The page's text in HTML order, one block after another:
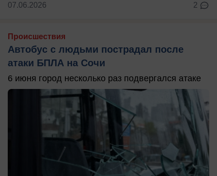
07.06.2026 2
Происшествия
Автобус с людьми пострадал после
атаки БПЛА на Сочи
6 июня город несколько раз подвергался атаке